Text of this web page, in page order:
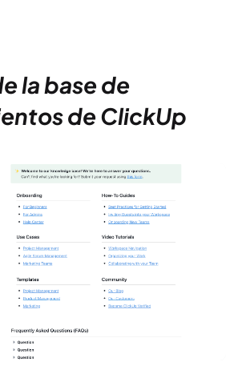
la base de
de ClickUp